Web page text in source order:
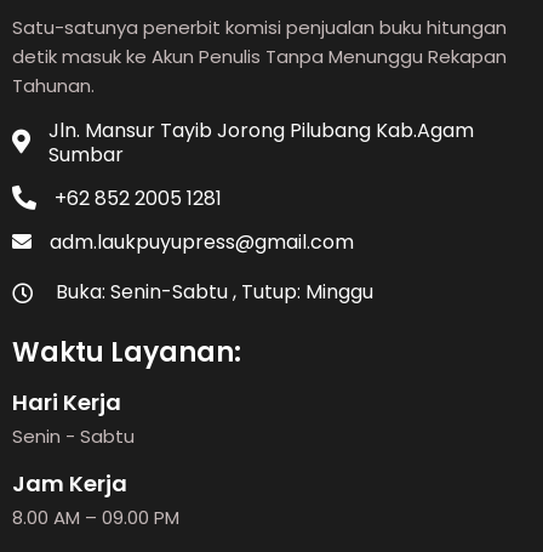
Satu-satunya penerbit komisi penjualan buku hitungan
detik masuk ke Akun Penulis Tanpa Menunggu Rekapan
Tahunan.
Jln. Mansur Tayib Jorong Pilubang Kab.Agam
Sumbar
+62 852 2005 1281
adm.laukpuyupress@gmail.com
Buka: Senin-Sabtu , Tutup: Minggu
Waktu Layanan:
Hari Kerja
Senin - Sabtu
Jam Kerja
8.00 AM – 09.00 PM